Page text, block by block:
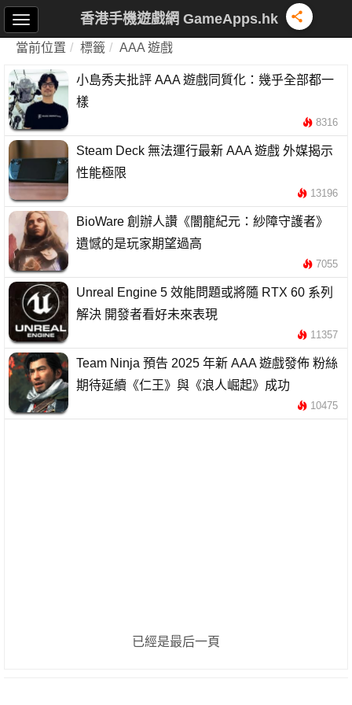
香港手機遊戲網 GameApps.hk
當前位置 標籤 AAA 遊戲
小島秀夫批評 AAA 遊戲同質化：幾乎全部都一
樣
8316
Steam Deck 無法運行最新 AAA 遊戲 外媒揭示
性能極限
13196
BioWare 創辦人讚《闇龍紀元：紗障守護者》
遺憾的是玩家期望過高
7055
Unreal Engine 5 效能問題或將隨 RTX 60 系列
解決 開發者看好未來表現
11357
Team Ninja 預告 2025 年新 AAA 遊戲發佈 粉絲
期待延續《仁王》與《浪人崛起》成功
10475
已經是最后一頁